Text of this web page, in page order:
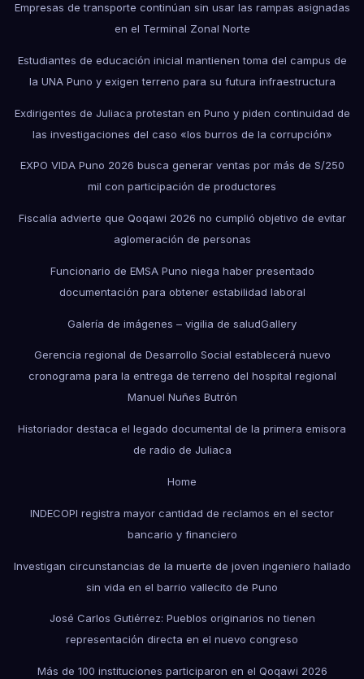
Empresas de transporte continúan sin usar las rampas asignadas
en el Terminal Zonal Norte
Estudiantes de educación inicial mantienen toma del campus de
la UNA Puno y exigen terreno para su futura infraestructura
Exdirigentes de Juliaca protestan en Puno y piden continuidad de
las investigaciones del caso «los burros de la corrupción»
EXPO VIDA Puno 2026 busca generar ventas por más de S/250
mil con participación de productores
Fiscalía advierte que Qoqawi 2026 no cumplió objetivo de evitar
aglomeración de personas
Funcionario de EMSA Puno niega haber presentado
documentación para obtener estabilidad laboral
Galería de imágenes – vigilia de saludGallery
Gerencia regional de Desarrollo Social establecerá nuevo
cronograma para la entrega de terreno del hospital regional
Manuel Nuñes Butrón
Historiador destaca el legado documental de la primera emisora
de radio de Juliaca
Home
INDECOPI registra mayor cantidad de reclamos en el sector
bancario y financiero
Investigan circunstancias de la muerte de joven ingeniero hallado
sin vida en el barrio vallecito de Puno
José Carlos Gutiérrez: Pueblos originarios no tienen
representación directa en el nuevo congreso
Más de 100 instituciones participaron en el Qoqawi 2026